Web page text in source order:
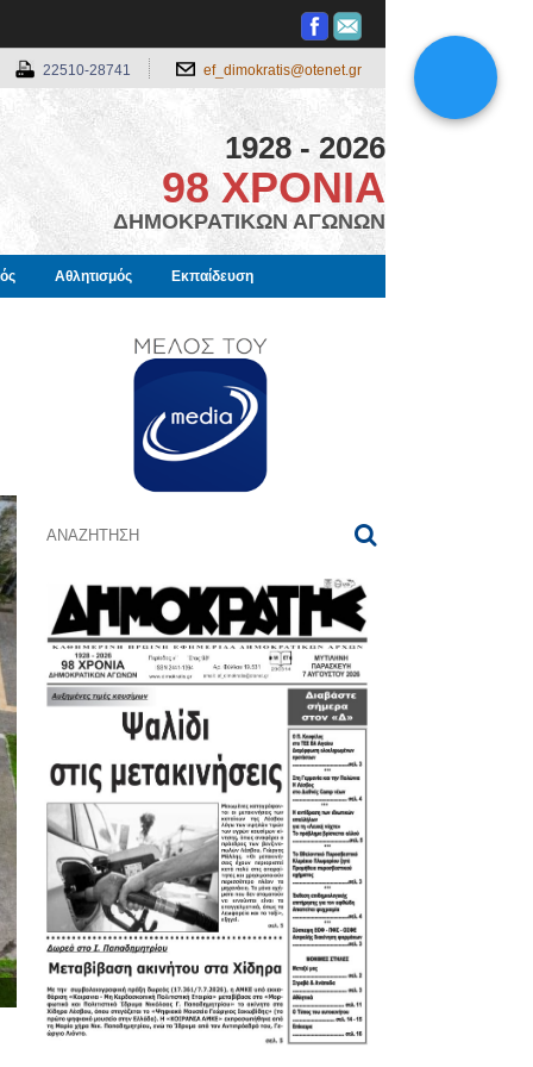
22510-28741 ef_dimokratis@otenet.gr
1928 - 2026
98 ΧΡΟΝΙΑ
ΔΗΜΟΚΡΑΤΙΚΩΝ ΑΓΩΝΩΝ
Αθλητισμός Εκπαίδευση